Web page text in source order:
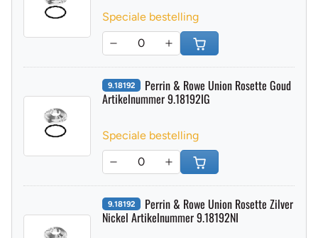
Speciale bestelling
9.18192 Perrin & Rowe Union Rosette Goud
Artikelnummer 9.18192IG
Speciale bestelling
9.18192 Perrin & Rowe Union Rosette Zilver
Nickel Artikelnummer 9.18192NI